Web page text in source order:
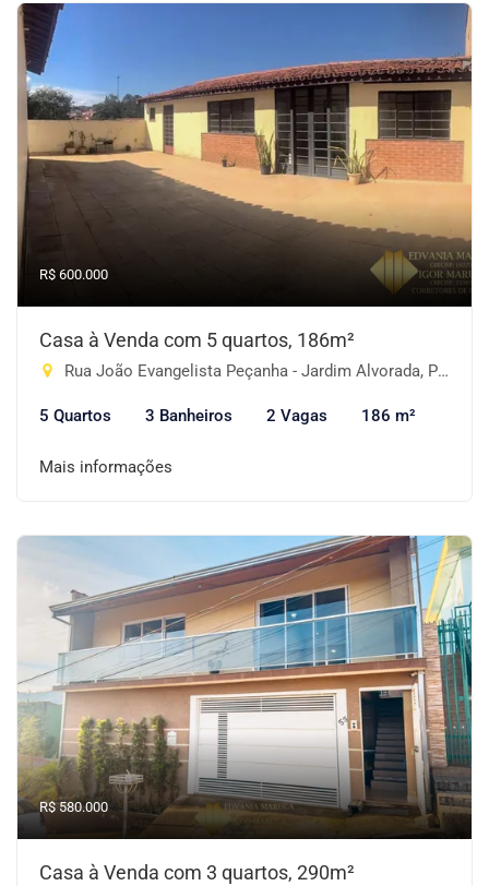
R$ 600.000
Casa à Venda com 5 quartos, 186m²
Rua João Evangelista Peçanha - Jardim Alvorada, Piracaia-SP
5 Quartos 3 Banheiros 2 Vagas 186 m²
Mais informações
R$ 580.000
Casa à Venda com 3 quartos, 290m²